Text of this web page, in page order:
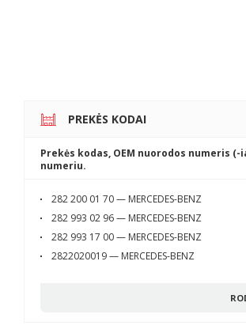
PREKĖS KODAI
Prekės kodas, OEM nuorodos numeris
numeriu.
282 200 01 70 — MERCEDES-BENZ
282 993 02 96 — MERCEDES-BENZ
282 993 17 00 — MERCEDES-BENZ
2822020019 — MERCEDES-BENZ